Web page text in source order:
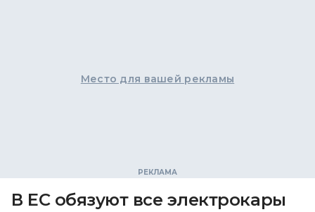
Место для вашей рекламы
В ЕС обязуют все электрокары